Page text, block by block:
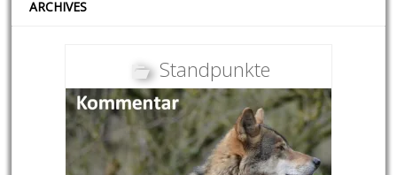
ARCHIVES
Standpunkte